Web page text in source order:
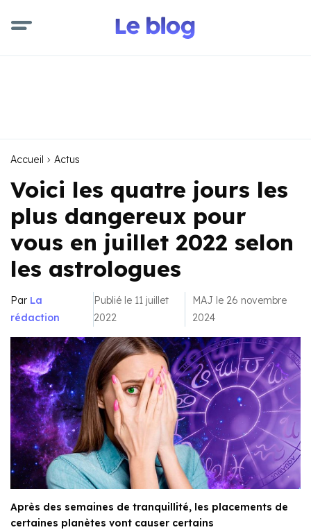
Accueil Actus
Voici les quatre jours les
plus dangereux pour
vous en juillet 2022 selon
les astrologues
Par La
rédaction
Publié le 11 juillet
2022
MAJ le 26 novembre
2024
Après des semaines de tranquillité, les placements de
certaines planètes vont causer certains